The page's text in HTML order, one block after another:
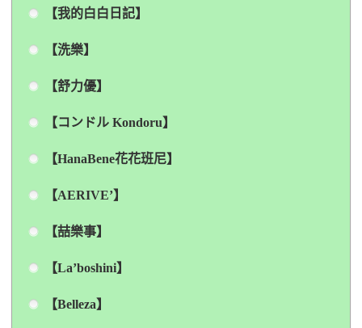
【我的白白日記】
【洗樂】
【舒力優】
【コンドル Kondoru】
【HanaBene花花班尼】
【AERIVE’】
【喆樂事】
【La’boshini】
【Belleza】